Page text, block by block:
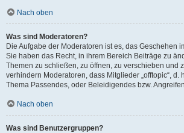
Nach oben
Was sind Moderatoren?
Die Aufgabe der Moderatoren ist es, das Geschehen
Sie haben das Recht, in ihrem Bereich Beiträge zu
Themen zu schließen, zu öffnen, zu verschieben und
verhindern Moderatoren, dass Mitglieder „offtopic“, d.
Thema Passendes, oder Beleidigendes bzw.
Nach oben
Was sind Benutzergruppen?